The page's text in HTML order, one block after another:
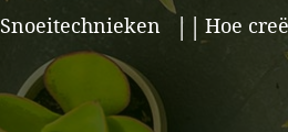
Snoeitechnieken Hoe